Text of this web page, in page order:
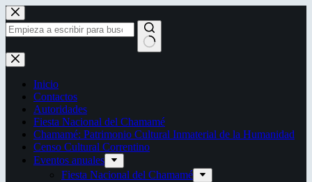
Saltar
al
contenido
Sin
resultados
Inicio
Contactos
Autoridades
Fiesta Nacional del Chamamé
Chamamé: Patrimonio Cultural Inmaterial de la Humanidad
Censo Cultural Correntino
Eventos anuales
Fiesta Nacional del Chamamé